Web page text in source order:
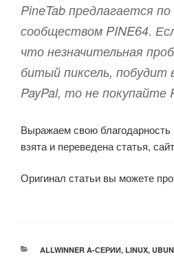
PineTab предлагается
сообществом PINE64.
что незначительная
битый пиксель, побудит
PayPal, то не покупайте
Выражаем свою благодарность
взята и переведена статья,
Оригинал статьи вы можете
РУБРИКИ
ALLWINNER A-СЕРИИ, LINUX,